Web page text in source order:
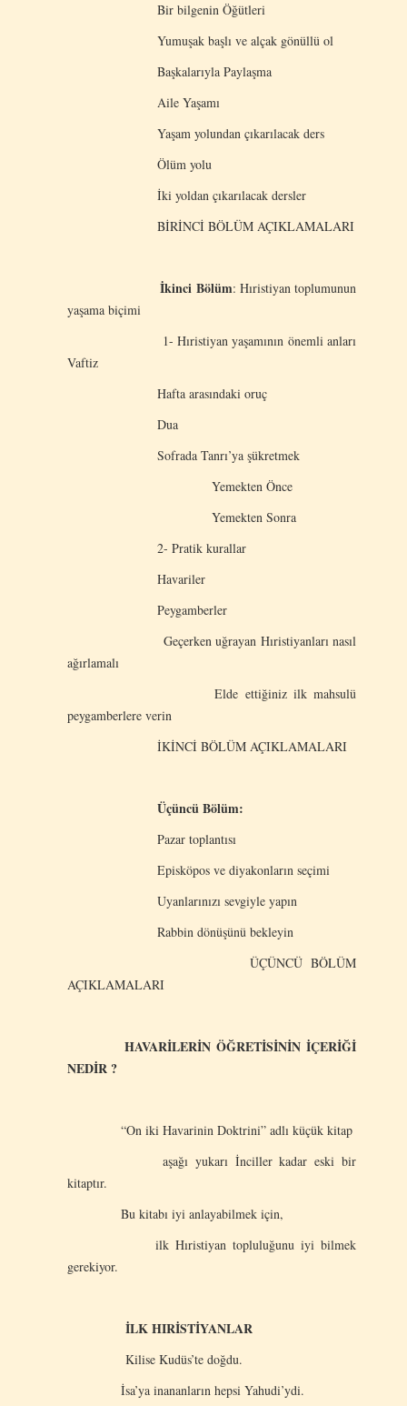
Bir bilgenin Öğütleri
Yumuşak başlı ve alçak gönüllü ol
Başkalarıyla Paylaşma
Aile Yaşamı
Yaşam yolundan çıkarılacak ders
Ölüm yolu
İki yoldan çıkarılacak dersler
BİRİNCİ BÖLÜM AÇIKLAMALARI
İkinci Bölüm: Hıristiyan toplumunun
yaşama biçimi
1- Hıristiyan yaşamının önemli anları
Vaftiz
Hafta arasındaki oruç
Dua
Sofrada Tanrı’ya şükretmek
Yemekten Önce
Yemekten Sonra
2- Pratik kurallar
Havariler
Peygamberler
Geçerken uğrayan Hıristiyanları nasıl
ağırlamalı
Elde ettiğiniz ilk mahsulü
peygamberlere verin
İKİNCİ BÖLÜM AÇIKLAMALARI
Üçüncü Bölüm:
Pazar toplantısı
Episköpos ve diyakonların seçimi
Uyanlarınızı sevgiyle yapın
Rabbin dönüşünü bekleyin
ÜÇÜNCÜ BÖLÜM
AÇIKLAMALARI
HAVARİLERİN ÖĞRETİSİNİN İÇERİĞİ
NEDİR ?
“On iki Havarinin Doktrini” adlı küçük kitap
aşağı yukarı İnciller kadar eski bir
kitaptır.
Bu kitabı iyi anlayabilmek için,
ilk Hıristiyan topluluğunu iyi bilmek
gerekiyor.
İLK HIRİSTİYANLAR
Kilise Kudüs’te doğdu.
İsa’ya inananların hepsi Yahudi’ydi.